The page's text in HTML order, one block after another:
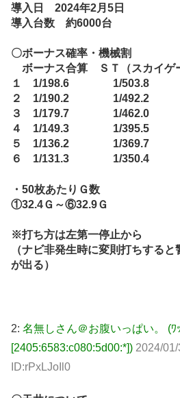
導入日 2024年2月5日
導入台数 約6000台
〇ボーナス確率・機械割
ボーナス合算 ＳＴ（スカイゲ
１ 1/198.6 1/503.8
２ 1/190.2 1/492.2
３ 1/179.7 1/462.0
４ 1/149.3 1/395.5
５ 1/136.2 1/369.7
６ 1/131.3 1/350.4
・50枚あたりＧ数
①32.4Ｇ～⑥32.9Ｇ
※打ち方は左第一停止から
（ナビ非発生時に変則打ちすると
が出る）
2: 名無しさん＠お腹いっぱい。 (ﾜ
[2405:6583:c080:5d00:*]) 2024/
ID:rPxLJoIl0